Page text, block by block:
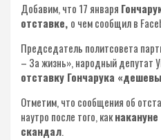
Добавим, что 17 января
отставке, о чем сообщил в
Председатель политсовета
– За жизнь», народный депутат
отставку Гончарука
Отметим, что сообщения об
наутро после того, как
скандал.